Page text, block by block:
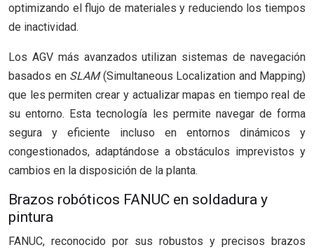
optimizando el flujo de materiales y reduciendo los tiempos
de inactividad.
Los AGV más avanzados utilizan sistemas de navegación
basados en SLAM(Simultaneous Localization and Mapping)
que les permiten crear y actualizar mapas en tiempo real de
su entorno. Esta tecnología les permite navegar de forma
segura y eficiente incluso en entornos dinámicos y
congestionados, adaptándose a obstáculos imprevistos y
cambios en la disposición de la planta.
Brazos robóticos FANUC en soldadura y
pintura
FANUC, reconocido por sus robustos y precisos brazos